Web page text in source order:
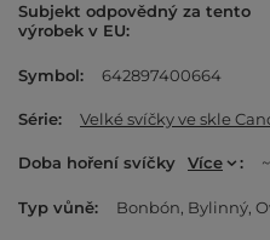
Subjekt odpovědný za tento
výrobek v EU
Symbol 642897400664
Série Velké svíčky ve skle
Doba hoření svíčky Více
Typ vůně Bonbón Bylinný